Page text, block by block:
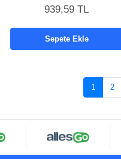
939,59 TL
Sepete Ekle
1 2